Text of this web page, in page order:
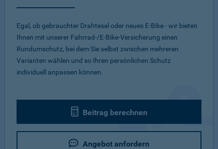
Egal, ob gebrauchter Drahtesel oder neues E-Bike - wir bieten
Ihnen mit unserer Fahrrad-/E-Bike-Versicherung einen
Rundumschutz, bei dem Sie selbst zwischen mehreren
Varianten wählen und so Ihren persönlichen Schutz
individuell anpassen können.
Beitrag berechnen
Angebot anfordern